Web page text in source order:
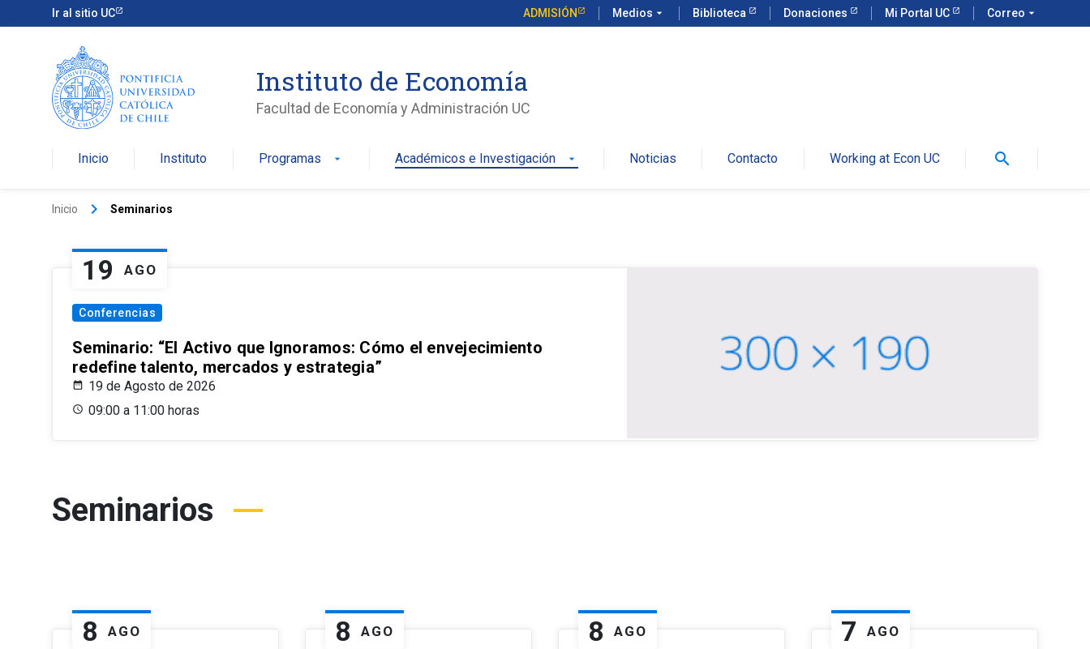
Ir al sitio UC ADMISIÓN Medios arrow_drop_down Biblioteca Donaciones Mi Portal UC Correo arrow_drop_down
Instituto de Economía
Facultad de Economía y Administración UC
Inicio Instituto Programas arrow_drop_down Académicos e Investigación arrow_drop_down Noticias Contacto Working at Econ UC search
Inicio keyboard_arrow_right Seminarios
19 AGO
Conferencias
Seminario: “El Activo que Ignoramos: Cómo el envejecimiento
redefine talento, mercados y estrategia”
19 de Agosto de 2026
09:00 a 11:00 horas
Seminarios
8 AGO 8 AGO 8 AGO 7 AGO